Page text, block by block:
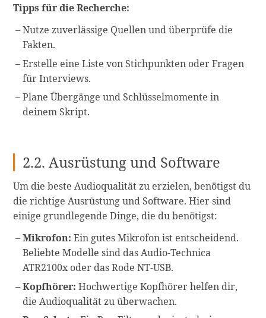
Tipps für die Recherche:
Nutze zuverlässige Quellen und überprüfe die
Fakten.
Erstelle eine Liste von Stichpunkten oder Fragen
für Interviews.
Plane Übergänge und Schlüsselmomente in
deinem Skript.
2.2. Ausrüstung und Software
Um die beste Audioqualität zu erzielen, benötigst du
die richtige Ausrüstung und Software. Hier sind
einige grundlegende Dinge, die du benötigst:
Mikrofon: Ein gutes Mikrofon ist entscheidend.
Beliebte Modelle sind das Audio-Technica
ATR2100x oder das Rode NT-USB.
Kopfhörer: Hochwertige Kopfhörer helfen dir,
die Audioqualität zu überwachen.